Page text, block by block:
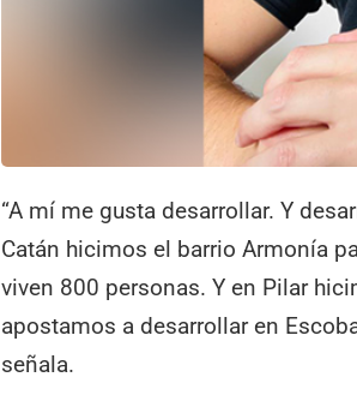
“A mí me gusta desarrollar. Y
Catán hicimos el barrio Armonía
viven 800 personas. Y en Pilar
apostamos a desarrollar en
señala.